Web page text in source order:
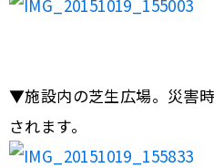
▼施設内の芝生広場。災害
されます。